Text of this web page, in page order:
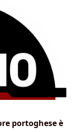
portoghese è